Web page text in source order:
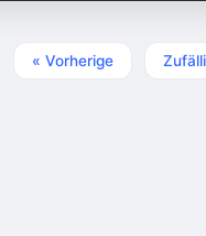
« Vorherige